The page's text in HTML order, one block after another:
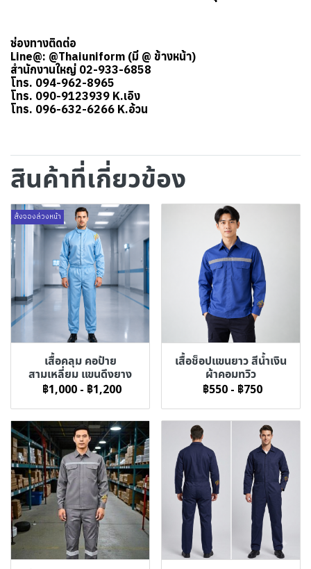
ช่องทางติดต่อ
Line@: @Thaiuniform (มี @ ข้างหน้า)
สำนักงานใหญ่ 02-933-6858
โทร. 094-962-8965
โทร. 090-9123939 K.เอิง
โทร. 096-632-6266 K.อ้วน
สินค้าที่เกี่ยวข้อง
สั่งจองล่วงหน้า
เสื้อคลุม คอป้าย
สามเหลี่ยม แขนดึงยาง
฿1,000 - ฿1,200
เสื้อช็อปแขนยาว สีน้ำเงิน
ผ้าคอมทวิว
฿550 - ฿750